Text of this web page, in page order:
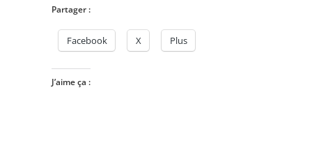
Partager :
Facebook X Plus
J’aime ça :